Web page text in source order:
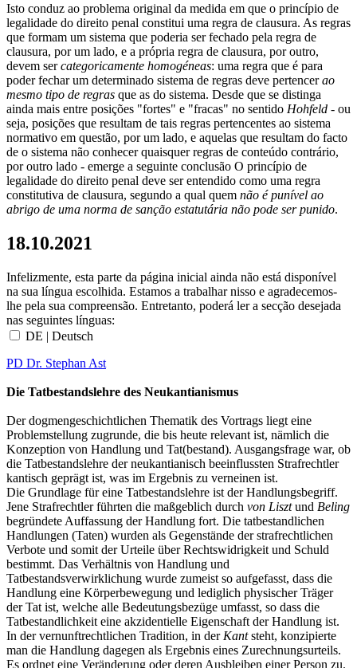
Isto conduz ao problema original da medida em que o princípio de
legalidade do direito penal constitui uma regra de clausura. As regras
que formam um sistema que poderia ser fechado pela regra de
clausura, por um lado, e a própria regra de clausura, por outro,
devem sercategoricamente homogéneas: uma regra que é para
poder fechar um determinado sistema de regras deve pertencerao
mesmo tipo de regras que as do sistema. Desde que se distinga
ainda mais entre posições "fortes" e "fracas" no sentido Hohfeld - ou
seja, posições que resultam de tais regras pertencentes ao sistema
normativo em questão, por um lado, e aquelas que resultam do facto
de o sistema não conhecer quaisquer regras de conteúdo contrário,
por outro lado - emerge a seguinte conclusão O princípio de
legalidade do direito penal deve ser entendido como uma regra
constitutiva de clausura, segundo a qual quem não é punível ao
abrigo de uma norma de sanção estatutária não pode ser punido.
18.10.2021
Infelizmente, esta parte da página inicial ainda não está disponível
na sua língua escolhida. Estamos a trabalhar nisso e agradecemos-
lhe pela sua compreensão. Entretanto, poderá ler a secção desejada
nas seguintes línguas:
DE | Deutsch
PD Dr. Stephan Ast
Die Tatbestandslehre des Neukantianismus
Der dogmengeschichtlichen Thematik des Vortrags liegt eine
Problemstellung zugrunde, die bis heute relevant ist, nämlich die
Konzeption von Handlung und Tat(bestand). Ausgangsfrage war, ob
die Tatbestandslehre der neukantianisch beeinflussten Strafrechtler
kantisch geprägt ist, was im Ergebnis zu verneinen ist.
Die Grundlage für eine Tatbestandslehre ist der Handlungsbegriff.
Jene Strafrechtler führten die maßgeblich durch von Lisztund Beling
begründete Auffassung der Handlung fort. Die tatbestandlichen
Handlungen (Taten) wurden als Gegenstände der strafrechtlichen
Verbote und somit der Urteile über Rechtswidrigkeit und Schuld
bestimmt. Das Verhältnis von Handlung und
Tatbestandsverwirklichung wurde zumeist so aufgefasst, dass die
Handlung eine Körperbewegung und lediglich physischer Träger
der Tat ist, welche alle Bedeutungsbezüge umfasst, so dass die
Tatbestandlichkeit eine akzidentielle Eigenschaft der Handlung ist.
In der vernunftrechtlichen Tradition, in der Kantsteht, konzipierte
man die Handlung dagegen als Ergebnis eines Zurechnungsurteils.
Es ordnet eine Veränderung oder deren Ausbleiben einer Person zu.